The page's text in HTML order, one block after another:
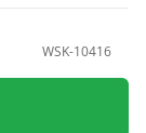
WSK-10416